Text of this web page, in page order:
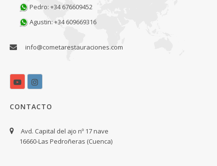
Pedro: +34 676609452
Agustin: +34 609669316
info@cometarestauraciones.com
CONTACTO
Avd. Capital del ajo nº 17 nave
16660-Las Pedroñeras (Cuenca)